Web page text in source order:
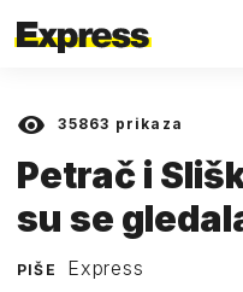
35863 prikaza
Petrač i
su se
PIŠE Express